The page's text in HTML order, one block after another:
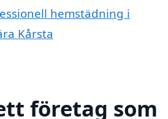
hemstädning i
Kårsta
företag som